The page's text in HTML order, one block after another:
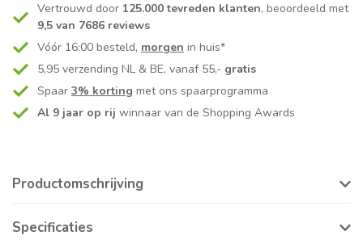
Vertrouwd door 125.000 tevreden klanten, beoordeeld met
9,5 van 7686 reviews
Vóór 16:00 besteld, morgen in huis*
5,95 verzending NL & BE, vanaf 55,- gratis
Spaar 3% korting met ons spaarprogramma
Al 9 jaar op rij winnaar van de Shopping Awards
Productomschrijving
Specificaties